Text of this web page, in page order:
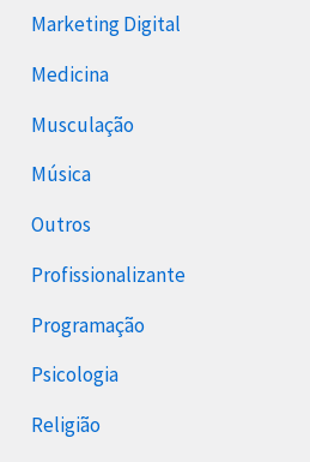
Marketing Digital
Medicina
Musculação
Música
Outros
Profissionalizante
Programação
Psicologia
Religião